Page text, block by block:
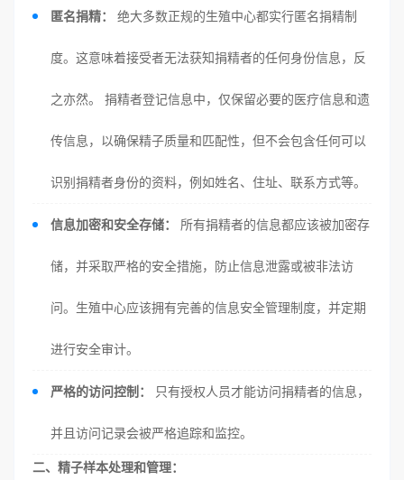
匿名捐精： 绝大多数正规的生殖中心都实行匿名捐精制
度。这意味着接受者无法获知捐精者的任何身份信息，反
之亦然。 捐精者登记信息中，仅保留必要的医疗信息和遗
传信息，以确保精子质量和匹配性，但不会包含任何可以
识别捐精者身份的资料，例如姓名、住址、联系方式等。
信息加密和安全存储： 所有捐精者的信息都应该被加密存
储，并采取严格的安全措施，防止信息泄露或被非法访
问。生殖中心应该拥有完善的信息安全管理制度，并定期
进行安全审计。
严格的访问控制： 只有授权人员才能访问捐精者的信息，
并且访问记录会被严格追踪和监控。
二、精子样本处理和管理：